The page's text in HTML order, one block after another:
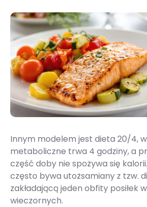
Innym modelem jest dieta 20/4,
metaboliczne trwa 4 godziny, a
część doby nie spożywa się
często bywa utożsamiany z tzw.
zakładającą jeden obfity posiłek
wieczornych.